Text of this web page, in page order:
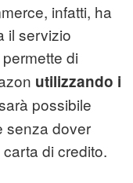
infatti, ha
il servizio
di
utilizzando i
possibile
senza dover
di credito.